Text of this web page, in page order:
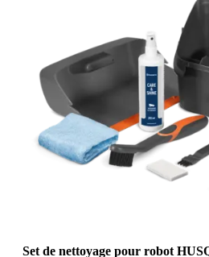
Set de nettoyage pour robot